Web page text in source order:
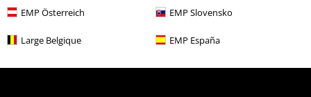
EMP Österreich EMP Slovensko
Large Belgique EMP España
Newsletter
Zapisz się teraz i zyskaj Voucher 15%Zobacz